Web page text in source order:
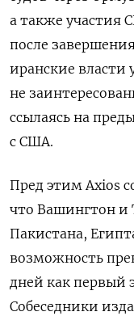
а также участия
после
иранские власти
не
ссылаясь на
с США.
Пред этим Axios
что Вашингтон и
Пакистана,
возможность
дней как первый
Собеседники